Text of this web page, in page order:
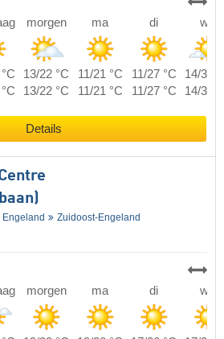
morgen ma di wo
13/22 °C 11/21 °C 11/27 °C
14/31
13/22 °C 11/21 °C 11/27 °C 14/31
Details
Engeland Zuidoost-Engeland
morgen ma di wo